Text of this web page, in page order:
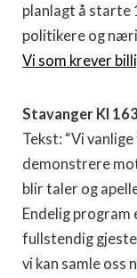
planlagt å starte
politikere og
Vi som krever
Stavanger Kl
Tekst: “Vi
demonstrere
blir taler og
Endelig program
fullstendig
vi kan samle oss